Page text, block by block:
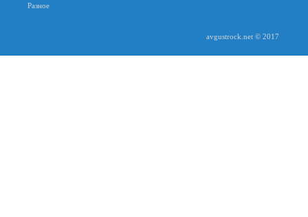
Разное
avgustrock.net © 2017